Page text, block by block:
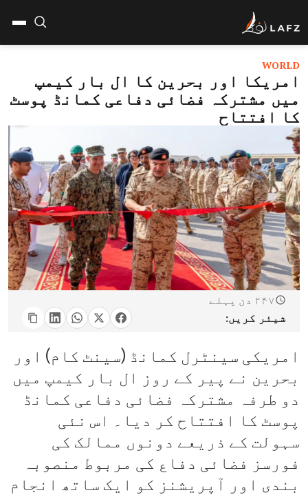
WORLD
امریکا اور بحرین کا ال بار کیمپ
میں مشترکہ فضائی دفاعی کمانڈ پوسٹ
کا افتتاح
۲۴۷ دن پہلے
شیئر کریں:
امریکی سینٹرل کمانڈ (سینٹ کام) اور
بحرین نے پیر کے روز ال بار کیمپ میں
دو طرفہ مشترکہ فضائی دفاعی کمانڈ
پوسٹ کا افتتاح کر دیا۔ اس نئی
سہولت کے ذریعے دونوں ممالک کی
فورسز فضائی دفاع کی مربوط منصوبہ
بندی اور آپریشنز کو ایک ساتھ انجام